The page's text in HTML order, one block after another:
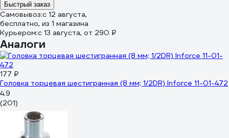
Быстрый заказ
Самовывоз:c 12 августа,
бесплатно, из 1 магазина
Курьером:c 13 августа, от 290 ₽
Аналоги
177 ₽
Головка торцевая шестигранная (8 мм; 1/2DR) Inforce 11-01-472
4.9
(201)